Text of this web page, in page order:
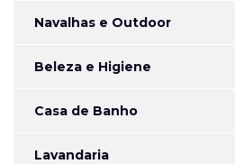
Navalhas e Outdoor
Beleza e Higiene
Casa de Banho
Lavandaria